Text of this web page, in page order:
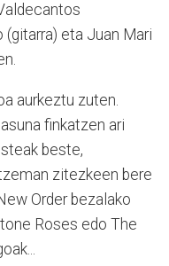
eta Juan Mari
aurkeztu zuten.
finkatzen ari
beste,
zitezkeen bere
Order bezalako
Roses edo The